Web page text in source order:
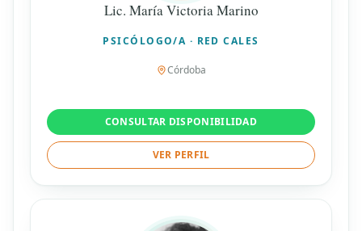
Lic. María Victoria Marino
PSICÓLOGO/A · RED CALES
Córdoba
CONSULTAR DISPONIBILIDAD
VER PERFIL